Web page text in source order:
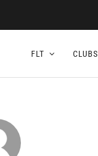
FLT CLUBS